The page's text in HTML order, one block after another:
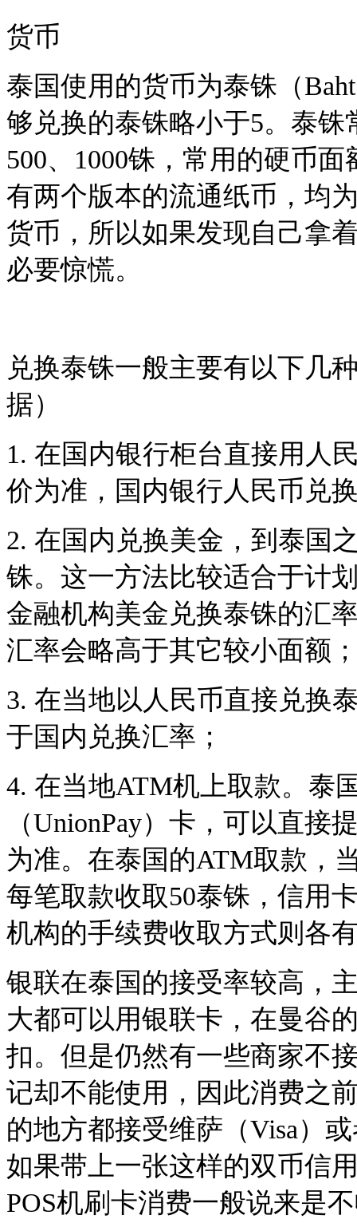
货币
泰国使用的货币为泰铢（
够兑换的泰铢略小于5。泰铢
500、1000铢，常用的硬币
有两个版本的流通纸币，均
货币，所以如果发现自己拿
必要惊慌。
兑换泰铢一般主要有以下几
据）
1. 在国内银行柜台直接用人
价为准，国内银行人民币兑
2. 在国内兑换美金，到泰国
铢。这一方法比较适合于计
金融机构美金兑换泰铢的汇
汇率会略高于其它较小面额
3. 在当地以人民币直接兑换
于国内兑换汇率；
4. 在当地ATM机上取款。泰
（UnionPay）卡，可以直
为准。在泰国的ATM取款，
每笔取款收取50泰铢，信用
机构的手续费收取方式则各
银联在泰国的接受率较高，
大都可以用银联卡，在曼谷
扣。但是仍然有一些商家不
记却不能使用，因此消费之
的地方都接受维萨（Visa）
如果带上一张这样的双币信
POS机刷卡消费一般说来是